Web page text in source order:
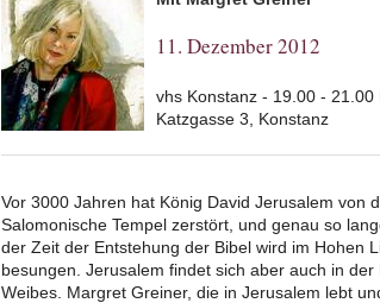
11. Dezember 2012
vhs Konstanz - 19.00 - 21.00
Katzgasse 3, Konstanz
Vor 3000 Jahren hat König David Jerusalem von
Salomonische Tempel zerstört, und genau so
der Zeit der Entstehung der Bibel wird im Hohen
besungen. Jerusalem findet sich aber auch in
Weibes. Margret Greiner, die in Jerusalem lebt